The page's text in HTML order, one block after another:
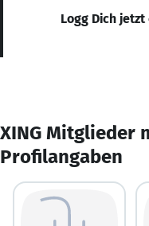
Logg Dich
XING Mitglieder
Profilangaben